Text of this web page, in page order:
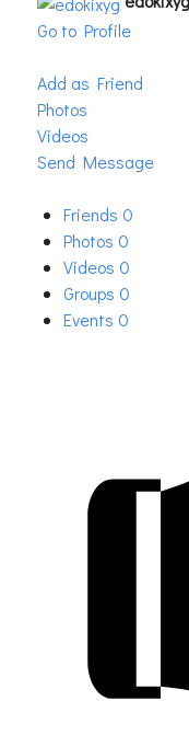
Go to Profile
Add as Friend
Photos
Videos
Send Message
Friends 0
Photos 0
Videos 0
Groups 0
Events 0